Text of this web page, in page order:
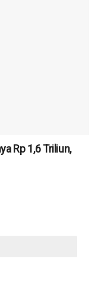
Rp 1,6 Triliun,